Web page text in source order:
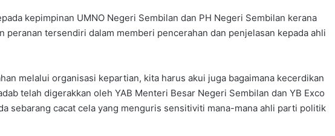
kepimpinan UMNO Negeri Sembilan dan PH Negeri Sembilan kerana
peranan tersendiri dalam memberi pencerahan dan penjelasan kepada ahli
melalui organisasi kepartian, kita harus akui juga bagaimana kecerdikan
telah digerakkan oleh YAB Menteri Besar Negeri Sembilan dan YB Exco
sebarang cacat cela yang menguris sensitiviti mana-mana ahli parti politik